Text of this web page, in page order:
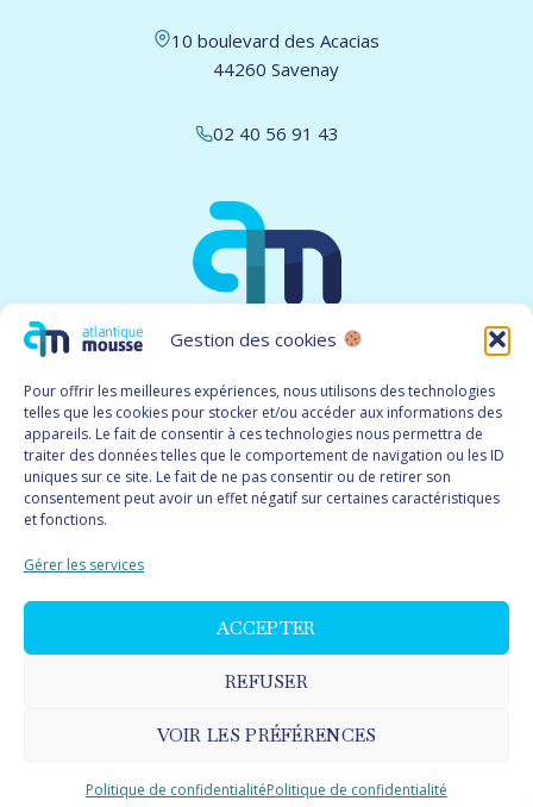
Gestion des cookies
Pour offrir les meilleures expériences, nous utilisons des technologies
telles que les cookies pour stocker et/ou accéder aux informations des
appareils. Le fait de consentir à ces technologies nous permettra de
traiter des données telles que le comportement de navigation ou les ID
uniques sur ce site. Le fait de ne pas consentir ou de retirer son
consentement peut avoir un effet négatif sur certaines caractéristiques
et fonctions.
Gérer les services
ACCEPTER
REFUSER
VOIR LES PRÉFÉRENCES
Politique de confidentialitéPolitique de confidentialité
10 boulevard des Acacias
44260 Savenay
02 40 56 91 43
MENU
Les mousses
Contact
Mentions légales·Politique de confidentialité